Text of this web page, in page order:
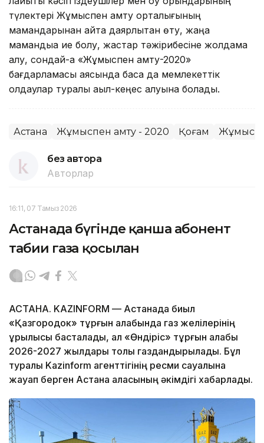
түлектері Жұмыспен қамту орталығының
мамандарынан қайта даярлықтан өту, жаңа
мамандыққа ие болу, жастар тәжірибесіне жолдама
алу, сондай-ақ «Жұмыспен қамту-2020»
бағдарламасы аясында басқа да мемлекеттік
қолдаулар туралы ақыл-кеңес алуына болады.
Астана Жұмыспен қамту - 2020 Қоғам
без автора
Авторлар
16:11, 07 Тамыз 2026
Астанада бүгінде қанша абонент
табиғи газға қосылған
АСТАНА. KAZINFORM — Астанада биыл
«Қазгородок» тұрғын алабында газ желілерінің
құрылысы басталады, ал «Өндіріс» тұрғын алабы
2026-2027 жылдары толық газдандырылады. Бұл
туралы Kazinform агенттігінің ресми сауалына
жауап берген Астана қаласының әкімдігі хабарлады.